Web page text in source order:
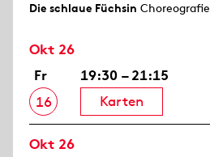
Die schlaue Füchsin Choreografie
Okt 26
Fr
16
19:30 – 21:15
Karten
Okt 26